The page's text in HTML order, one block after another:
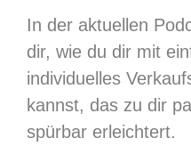
In der aktuellen
dir, wie du dir mit
individuelles
kannst, das zu dir
spürbar erleichtert.